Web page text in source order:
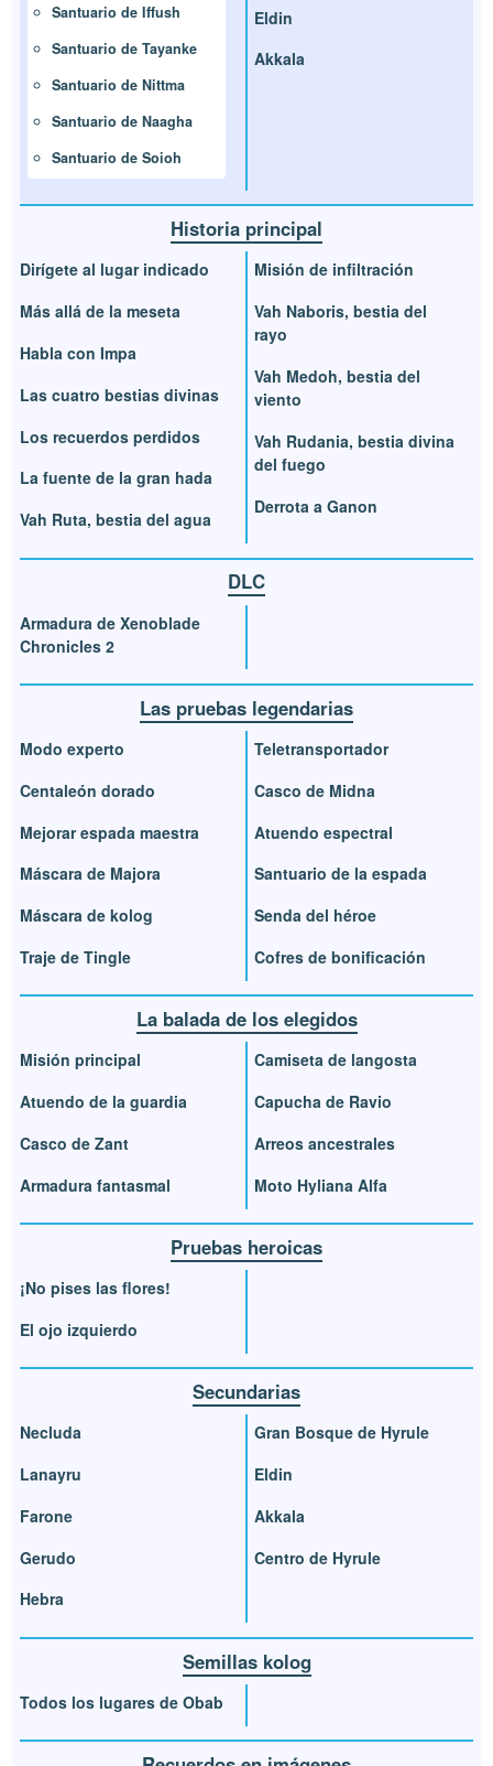
Santuario de Iffush
Santuario de Tayanke
Santuario de Nittma
Santuario de Naagha
Santuario de Soioh
Eldin
Akkala
Historia principal
Dirígete al lugar indicado
Más allá de la meseta
Habla con Impa
Las cuatro bestias divinas
Los recuerdos perdidos
La fuente de la gran hada
Vah Ruta, bestia del agua
Misión de infiltración
Vah Naboris, bestia del
rayo
Vah Medoh, bestia del
viento
Vah Rudania, bestia divina
del fuego
Derrota a Ganon
DLC
Armadura de Xenoblade
Chronicles 2
Las pruebas legendarias
Modo experto
Centaleón dorado
Mejorar espada maestra
Máscara de Majora
Máscara de kolog
Traje de Tingle
Teletransportador
Casco de Midna
Atuendo espectral
Santuario de la espada
Senda del héroe
Cofres de bonificación
La balada de los elegidos
Misión principal
Atuendo de la guardia
Casco de Zant
Armadura fantasmal
Camiseta de langosta
Capucha de Ravio
Arreos ancestrales
Moto Hyliana Alfa
Pruebas heroicas
¡No pises las flores!
El ojo izquierdo
Secundarias
Necluda
Lanayru
Farone
Gerudo
Hebra
Gran Bosque de Hyrule
Eldin
Akkala
Centro de Hyrule
Semillas kolog
Todos los lugares de Obab